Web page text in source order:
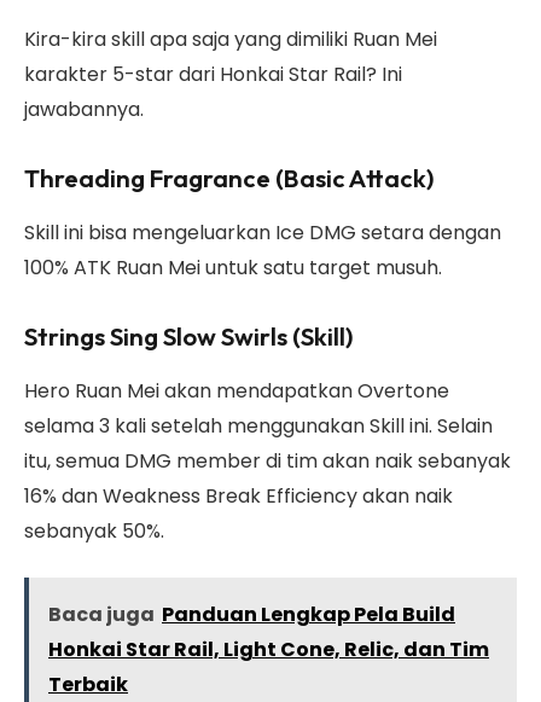
Kira-kira skill apa saja yang dimiliki Ruan Mei
karakter 5-star dari Honkai Star Rail? Ini
jawabannya.
Threading Fragrance (Basic Attack)
Skill ini bisa mengeluarkan Ice DMG setara dengan
100% ATK Ruan Mei untuk satu target musuh.
Strings Sing Slow Swirls (Skill)
Hero Ruan Mei akan mendapatkan Overtone
selama 3 kali setelah menggunakan Skill ini. Selain
itu, semua DMG member di tim akan naik sebanyak
16% dan Weakness Break Efficiency akan naik
sebanyak 50%.
Baca juga Panduan Lengkap Pela Build
Honkai Star Rail, Light Cone, Relic, dan Tim
Terbaik